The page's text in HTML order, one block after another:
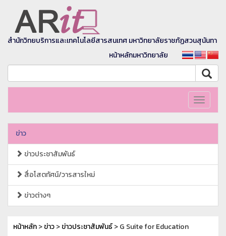
สำนักวิทยบริการและเทคโนโลยีสารสนเทศ มหาวิทยาลัยราชภัฏสวนสุนันทา
หน้าหลักมหาวิทยาลัย
Toggle
ข่าว
ข่าวประชาสัมพันธ์
สื่อโสตทัศน์/วารสารใหม่
ข่าวต่างๆ
หน้าหลัก>ข่าว>ข่าวประชาสัมพันธ์> G Suite for Education